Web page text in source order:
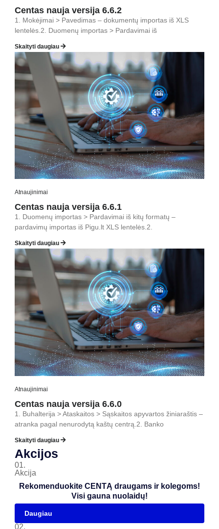
Centas nauja versija 6.6.2
1. Mokėjimai > Pavedimas – dokumentų importas iš XLS
lentelės.2. Duomenų importas > Pardavimai iš
Skaityti daugiau
Atnaujinimai
Centas nauja versija 6.6.1
1. Duomenų importas > Pardavimai iš kitų formatų –
pardavimų importas iš Pigu.lt XLS lentelės.2.
Skaityti daugiau
Atnaujinimai
Centas nauja versija 6.6.0
1. Buhalterija > Ataskaitos > Sąskaitos apyvartos žiniaraštis –
atranka pagal nenurodytą kaštų centrą.2. Banko
Skaityti daugiau
Akcijos
01.
Akcija
Rekomenduokite CENTĄ draugams ir kolegoms!
Visi gauna nuolaidų!
Daugiau
02.